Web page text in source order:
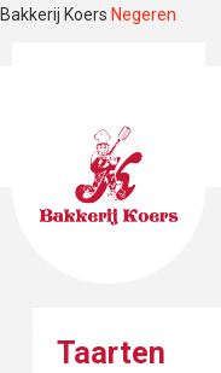
Bakkerij Koers Negeren
Taarten